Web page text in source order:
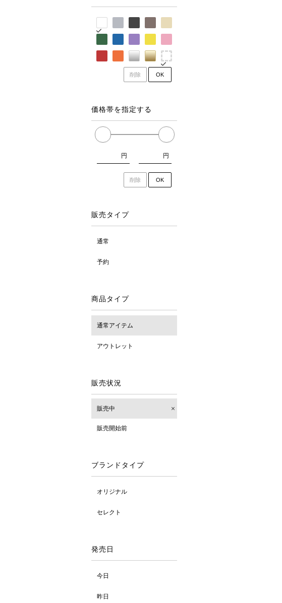
削除 OK
価格帯を指定する
円 円
削除 OK
販売タイプ
通常
予約
商品タイプ
通常アイテム
アウトレット
販売状況
販売中
販売開始前
ブランドタイプ
オリジナル
セレクト
発売日
今日
昨日